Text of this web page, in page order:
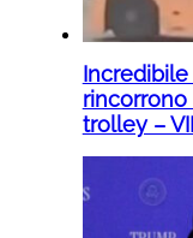
Incredibile
trolley –